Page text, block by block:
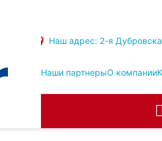
Наш адрес: 2-я
Наши партнерыО компании